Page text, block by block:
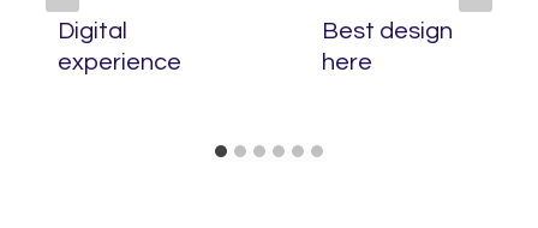
Digital
experience
Best design
here